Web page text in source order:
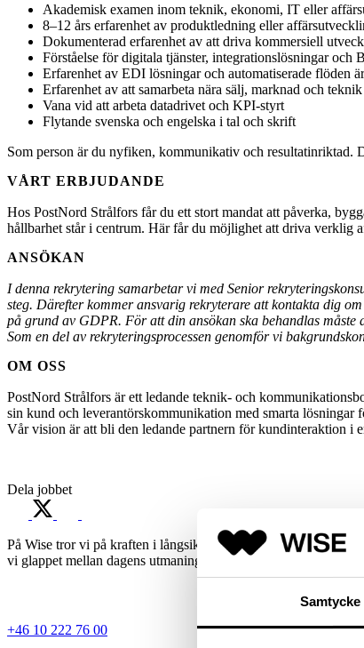
Samtycke
Akademisk examen inom teknik, ekonomi, IT eller
8–12 års erfarenhet av produktledning eller
Dokumenterad erfarenhet av att driva kommersiell
Förståelse för digitala tjänster, integrationslösningar och
Erfarenhet av EDI lösningar och automatiserade flöden
Erfarenhet av att samarbeta nära sälj, marknad och
Vana vid att arbeta datadrivet och KPI-styrt
Flytande svenska och engelska i tal och skrift
Som person är du nyfiken, kommunikativ och resultatinriktad.
VÅRT ERBJUDANDE
Hos PostNord Strålfors får du ett stort mandat att påverka,
hållbarhet står i centrum. Här får du möjlighet att driva verklig
ANSÖKAN
I denna rekrytering samarbetar vi med Senior
steg. Därefter kommer ansvarig rekryterare att kontakta dig
på grund av GDPR. För att din ansökan ska behandlas
Som en del av rekryteringsprocessen genomför vi
OM OSS
PostNord Strålfors är ett ledande teknik- och
sin kund och leverantörskommunikation med smarta
Vår vision är att bli den ledande partnern för kundinteraktion i
Dela jobbet
På Wise tror vi på kraften i långsiktiga matchningar där
vi glappet mellan dagens utmaningar och morgondagens
+46 10 222 76 00